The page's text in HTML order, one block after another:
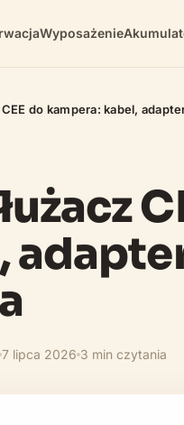
Wyposażenie
do kampera: kabel,
7 lipca 2026 3 min czytania